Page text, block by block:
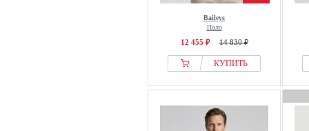
Baileys
Поло
12 455 ₽ 14 830 ₽
КУПИТЬ